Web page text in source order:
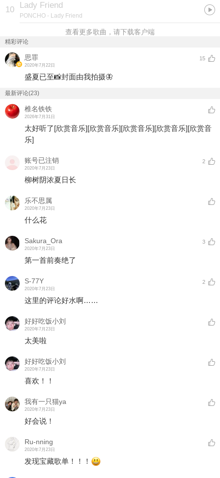
10 Lady Friend
PONCHO - Lady Friend
查看更多歌曲，请下载客户端
精彩评论
思罪
2020年7月22日
15
盛夏已至📸封面由我拍摄🦋
最新评论(23)
椎名铁铁
2026年7月31日
太好听了[欣赏音乐][欣赏音乐][欣赏音乐][欣赏音乐][欣赏音
乐]
账号已注销
2020年7月23日
2
柳树阴浓夏日长
乐不思属
2020年7月23日
什么花
Sakura_Ora
2020年7月23日
3
第一首前奏绝了
S-77Y
2020年7月23日
2
这里的评论好水啊……
好好吃饭小刘
2020年7月23日
太美啦
好好吃饭小刘
2020年7月23日
喜欢！！
我有一只猫ya
2020年7月23日
好会说！
Ru-nning
2020年7月23日
发现宝藏歌单！！！